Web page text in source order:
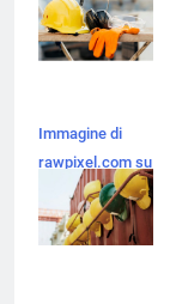
Immagine di
rawpixel.com su
Magnific